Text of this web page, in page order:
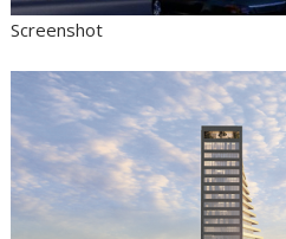
Screenshot